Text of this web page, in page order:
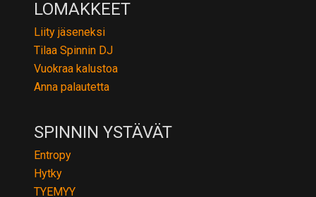
LOMAKKEET
Liity jäseneksi
Tilaa Spinnin DJ
Vuokraa kalustoa
Anna palautetta
SPINNIN YSTÄVÄT
Entropy
Hytky
TYEMYY